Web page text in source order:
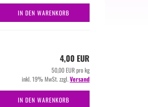
IN DEN WARENKORB
4,00 EUR
50,00 EUR pro kg
inkl. 19% MwSt. zzgl.Versand
IN DEN WARENKORB